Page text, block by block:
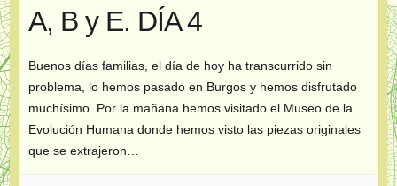
A, B y E. DÍA 4
Buenos días familias, el día de hoy ha transcurrido sin
problema, lo hemos pasado en Burgos y hemos disfrutado
muchísimo. Por la mañana hemos visitado el Museo de la
Evolución Humana donde hemos visto las piezas originales
que se extrajeron…